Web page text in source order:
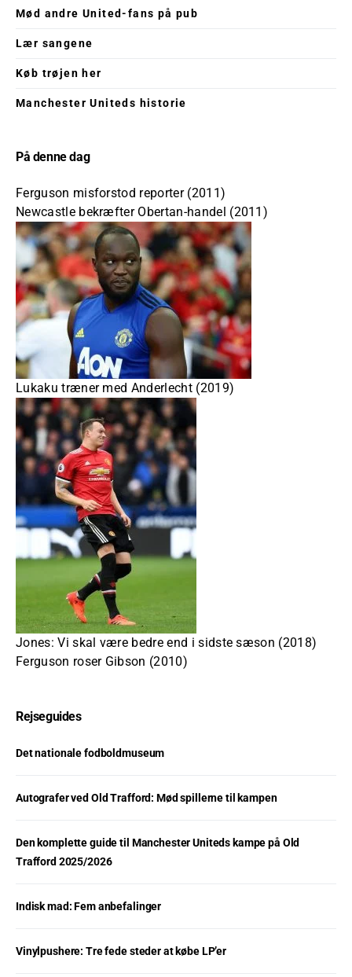
Mød andre United-fans på pub
Lær sangene
Køb trøjen her
Manchester Uniteds historie
På denne dag
Ferguson misforstod reporter (2011)
Newcastle bekræfter Obertan-handel (2011)
Lukaku træner med Anderlecht (2019)
Jones: Vi skal være bedre end i sidste sæson (2018)
Ferguson roser Gibson (2010)
Rejseguides
Det nationale fodboldmuseum
Autografer ved Old Trafford: Mød spillerne til kampen
Den komplette guide til Manchester Uniteds kampe på Old
Trafford 2025/2026
Indisk mad: Fem anbefalinger
Vinylpushere: Tre fede steder at købe LP’er